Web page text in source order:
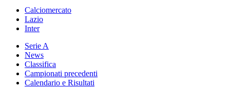
Calciomercato
Lazio
Inter
Serie A
News
Classifica
Campionati precedenti
Calendario e Risultati